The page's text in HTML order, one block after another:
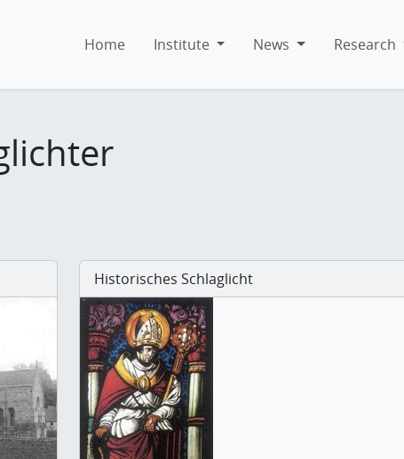
Home Institute News Research
Historisches Schlaglicht